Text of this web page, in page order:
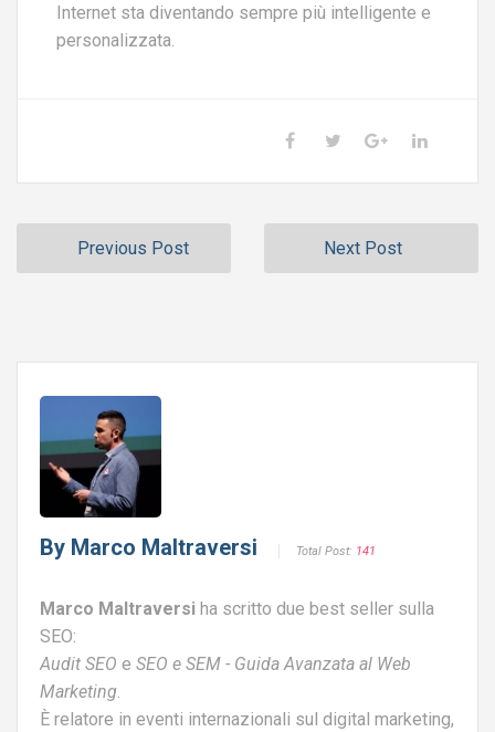
Internet sta diventando sempre più intelligente e
personalizzata.
Previous Post Next Post
By Marco Maltraversi Total Post: 141
Marco Maltraversi ha scritto due best seller sulla
SEO:
Audit SEO e SEO e SEM - Guida Avanzata al Web
Marketing.
È relatore in eventi internazionali sul digital marketing,